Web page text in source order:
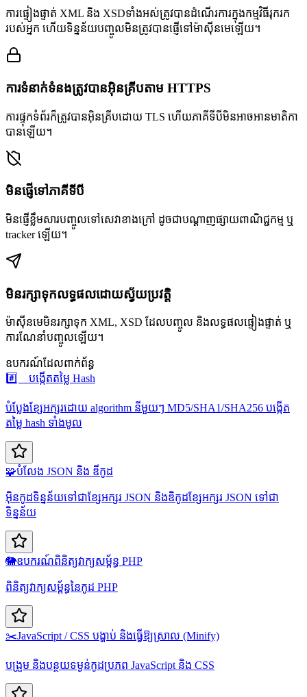
ការផ្ទៀងផ្ទាត់ XML និង XSDទាំងអស់ត្រូវបានដំណើរការក្នុងកម្មវិធីរុករក
របស់អ្នក ហើយទិន្នន័យបញ្ចូលមិនត្រូវបានផ្ញើទៅម៉ាស៊ីនមេឡើយ។
ការទំនាក់ទំនងត្រូវបានអ៊ិនគ្រីបតាម HTTPS
ការផ្ទុកទំព័រក៏ត្រូវបានអ៊ិនគ្រីបដោយ TLS ហើយភាគីទីបីមិនអាចអានមាតិកា
បានឡើយ។
មិនផ្ញើទៅភាគីទីបី
មិនផ្ញើខ្លឹមសារបញ្ចូលទៅសេវាខាងក្រៅ ដូចជាបណ្តាញផ្សាយពាណិជ្ជកម្ម ឬ
tracker ឡើយ។
មិនរក្សាទុកលទ្ធផលដោយស្វ័យប្រវត្តិ
ម៉ាស៊ីនមេមិនរក្សាទុក XML, XSD ដែលបញ្ចូល និងលទ្ធផលផ្ទៀងផ្ទាត់ ឬ
ការណែនាំបញ្ចូលឡើយ។
ឧបករណ៍ដែលពាក់ព័ន្ធ
#️⃣ បង្កើតតម្លៃ Hash
បំប្លែងខ្សែអក្សរដោយ algorithm នីមួយៗ MD5/SHA1/SHA256 បង្កើត
តម្លៃ hash ទាំងមូល
🧩បំលែង JSON និង ឌីកូដ
អ៊ិនកូដទិន្នន័យទៅជាខ្សែអក្សរ JSON និងឌិកូដខ្សែអក្សរ JSON ទៅជា
ទិន្នន័យ
🐘ឧបករណ៍ពិនិត្យវាក្យសម្ព័ន្ធ PHP
ពិនិត្យវាក្យសម្ព័ន្ធនៃកូដ PHP
✂️JavaScript / CSS បង្ហាប់ និងធ្វើឱ្យស្រាល (Minify)
បង្រួម និងបន្ថយទម្ងន់កូដប្រភព JavaScript និង CSS